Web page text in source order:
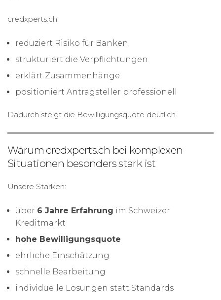
credxperts.ch:
reduziert Risiko für Banken
strukturiert die Verpflichtungen
erklärt Zusammenhänge
positioniert Antragsteller professionell
Dadurch steigt die Bewilligungsquote deutlich.
Warum credxperts.ch bei komplexen
Situationen besonders stark ist
Unsere Stärken:
über 6 Jahre Erfahrung im Schweizer
Kreditmarkt
hohe Bewilligungsquote
ehrliche Einschätzung
schnelle Bearbeitung
individuelle Lösungen statt Standards